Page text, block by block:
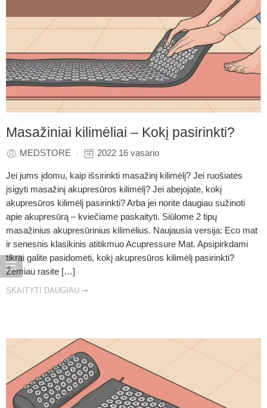
Masažiniai kilimėliai – Kokį pasirinkti?
MEDSTORE 2022 16 vasario
Jei jums įdomu, kaip išsirinkti masažinį kilimėlį? Jei ruošiatės
įsigyti masažinį akupresūros kilimėlį? Jei abejojate, kokį
akupresūros kilimėlį pasirinkti? Arba jei norite daugiau sužinoti
apie akupresūrą – kviečiame paskaityti. Siūlome 2 tipų
masažinius akupresūrinius kilimėlius. Naujausia versija: Eco mat
ir senesnis klasikinis atitikmuo Acupressure Mat. Apsipirkdami
tikrai galite pasidomėti, kokį akupresūros kilimėlį pasirinkti?
Žemiau rasite […]
SKAITYTI DAUGIAU ➞